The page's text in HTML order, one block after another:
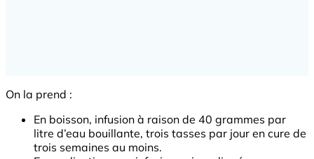
On la prend :
En boisson, infusion à raison de 40 grammes par
litre d’eau bouillante, trois tasses par jour en cure de
trois semaines au moins.